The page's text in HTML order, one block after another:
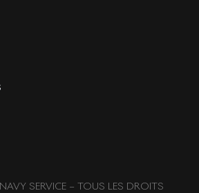
SERVICE – TOUS LES DROITS